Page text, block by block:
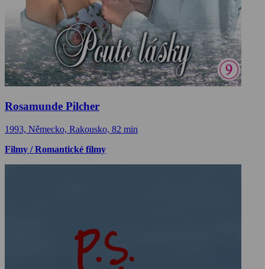
Rosamunde Pilcher
1993, Německo, Rakousko, 82 min
Filmy / Romantické filmy